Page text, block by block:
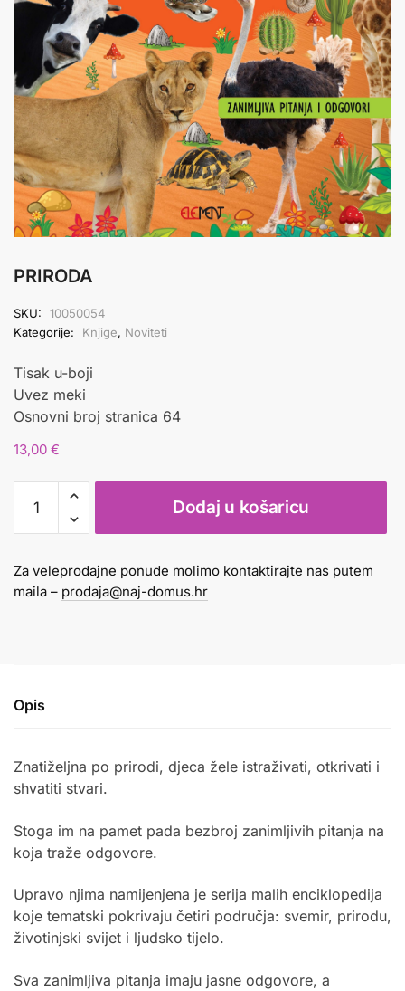
PRIRODA
SKU:
10050054
Kategorije:
Knjige, Noviteti
Tisak u-boji
Uvez meki
Osnovni broj stranica 64
13,00 €
količina
Dodaj u košaricu
Za veleprodajne ponude molimo kontaktirajte nas putem
maila – prodaja@naj-domus.hr
Opis
Znatiželjna po prirodi, djeca žele istraživati, otkrivati i
shvatiti stvari.
Stoga im na pamet pada bezbroj zanimljivih pitanja na
koja traže odgovore.
Upravo njima namijenjena je serija malih enciklopedija
koje tematski pokrivaju četiri područja: svemir, prirodu,
životinjski svijet i ljudsko tijelo.
Sva zanimljiva pitanja imaju jasne odgovore, a